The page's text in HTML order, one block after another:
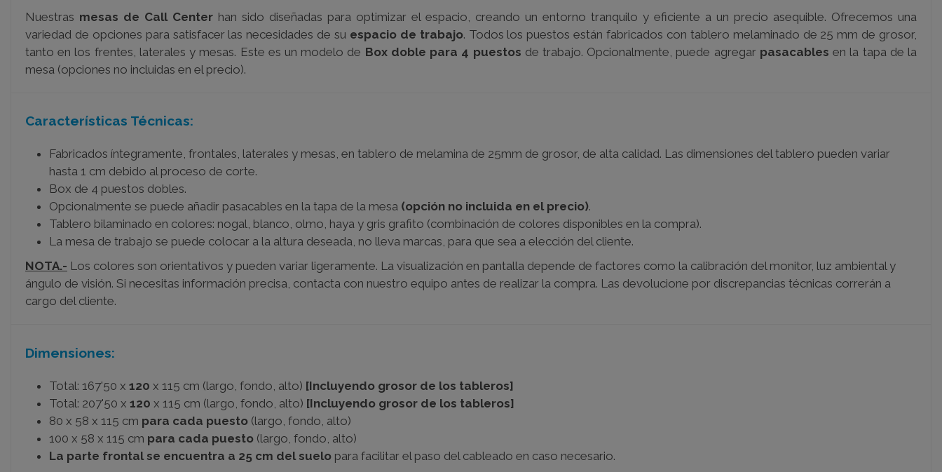
Nuestras mesas de Call Center han sido diseñadas para optimizar el espacio, creando un entorno tranquilo y eficiente a un precio asequible. Ofrecemos una
variedad de opciones para satisfacer las necesidades de su espacio de trabajo. Todos los puestos están fabricados con tablero melaminado de 25 mm de grosor,
tanto en los frentes, laterales y mesas. Este es un modelo de Box doble para 4 puestos de trabajo. Opcionalmente, puede agregar pasacables en la tapa de la
mesa (opciones no incluidas en el precio).
Características Técnicas:
Fabricados íntegramente, frontales, laterales y mesas, en tablero de melamina de 25mm de grosor, de alta calidad. Las dimensiones del tablero pueden variar
hasta 1 cm debido al proceso de corte.
Box de 4 puestos dobles.
Opcionalmente se puede añadir pasacables en la tapa de la mesa (opción no incluida en el precio).
Tablero bilaminado en colores: nogal, blanco, olmo, haya y gris grafito (combinación de colores disponibles en la compra).
La mesa de trabajo se puede colocar a la altura deseada, no lleva marcas, para que sea a elección del cliente.
NOTA.- Los colores son orientativos y pueden variar ligeramente. La visualización en pantalla depende de factores como la calibración del monitor, luz ambiental y
ángulo de visión. Si necesitas información precisa, contacta con nuestro equipo antes de realizar la compra. Las devolucione por discrepancias técnicas correrán a
cargo del cliente.
Dimensiones:
Total: 167'50 x 120 x 115 cm (largo, fondo, alto) [Incluyendo grosor de los tableros]
Total: 207'50 x 120 x 115 cm (largo, fondo, alto) [Incluyendo grosor de los tableros]
80 x 58 x 115 cm para cada puesto (largo, fondo, alto)
100 x 58 x 115 cm para cada puesto (largo, fondo, alto)
La parte frontal se encuentra a 25 cm del suelo para facilitar el paso del cableado en caso necesario.